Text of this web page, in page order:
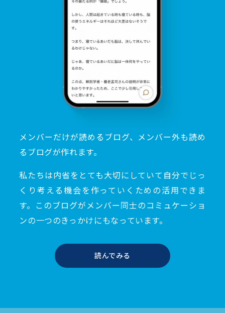
メンバーだけが読めるブログ、メンバー外も読め
るブログが作れます。
私たちは内省をとても大切にしていて自分でじっ
くり考える機会を作っていくための活用できま
す。このブログがメンバー同士のコミュケーショ
ンの一つのきっかけにもなっています。
読んでみる